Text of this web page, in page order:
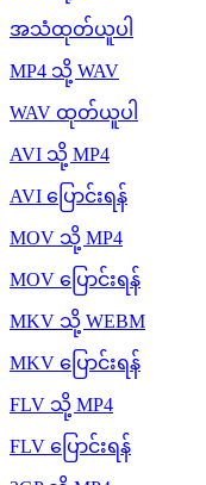
အသံထုတ်ယူပါ
MP4 သို့ WAV
WAV ထုတ်ယူပါ
AVI သို့ MP4
AVI ပြောင်းရန်
MOV သို့ MP4
MOV ပြောင်းရန်
MKV သို့ WEBM
MKV ပြောင်းရန်
FLV သို့ MP4
FLV ပြောင်းရန်